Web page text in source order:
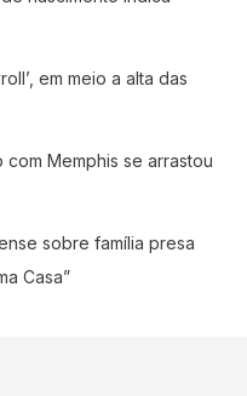
em meio a alta das
Memphis se arrastou
sobre família presa
Casa”